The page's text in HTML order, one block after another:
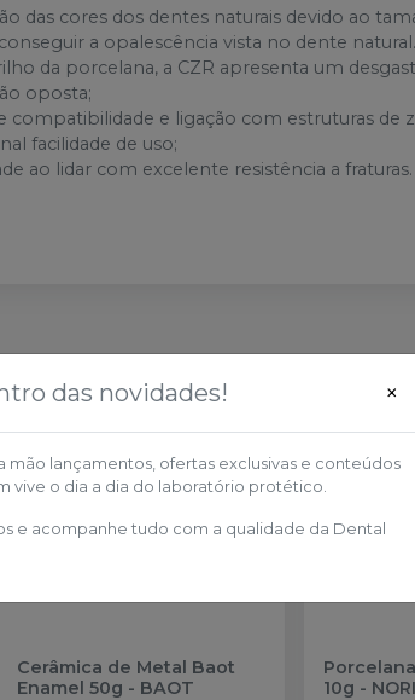
das cores dos dentes naturais devido ao
a opalescência vista no dente
da porcelana, a CZR apresenta um
oposta;
compatibilidade e ligação com estruturas de
facilidade de uso;
ao lidar com excelente resistência a fraturas.
Cerâmica de Metal Baot
Enamel 50g - BAOT
10g -
das novidades! ×
mão lançamentos, ofertas exclusivas e conteúdos
vive o dia a dia do laboratório protético.
e acompanhe tudo com a qualidade da Dental